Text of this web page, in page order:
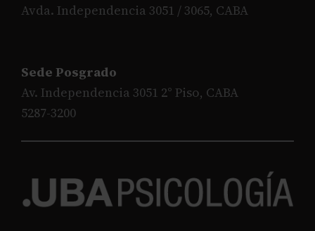
Avda. Independencia 3051 / 3065, CABA
Sede Posgrado
Av. Independencia 3051 2° Piso, CABA
5287-3200